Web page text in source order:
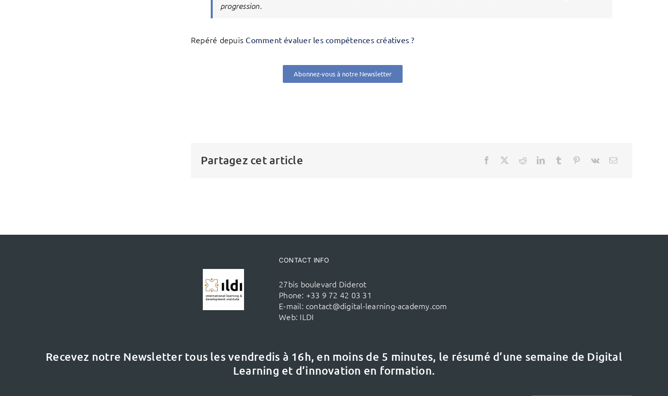
progression.
Repéré depuis Comment évaluer les compétences créatives ?
Abonnez-vous à notre Newsletter
Partagez cet article
CONTACT INFO
27bis boulevard Diderot
Phone: +33 9 72 42 03 31
E-mail: contact@digital-learning-academy.com
Web: ILDI
Recevez notre Newsletter tous les vendredis à 16h, en moins de 5 minutes, le résumé d’une semaine de Digital
Learning et d’innovation en formation.